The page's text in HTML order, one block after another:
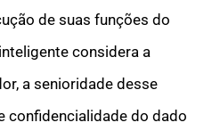
de suas funções do
considera a
a senioridade desse
confidencialidade do dado